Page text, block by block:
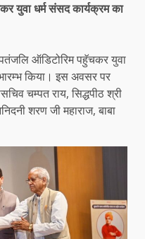
युवा धर्म संसद कार्यक्रम का
ऑडिटोरिम पहुॅचकर युवा
किया। इस अवसर पर
चम्पत राय, सिद्धपीठ श्री
शरण जी महाराज, बाबा